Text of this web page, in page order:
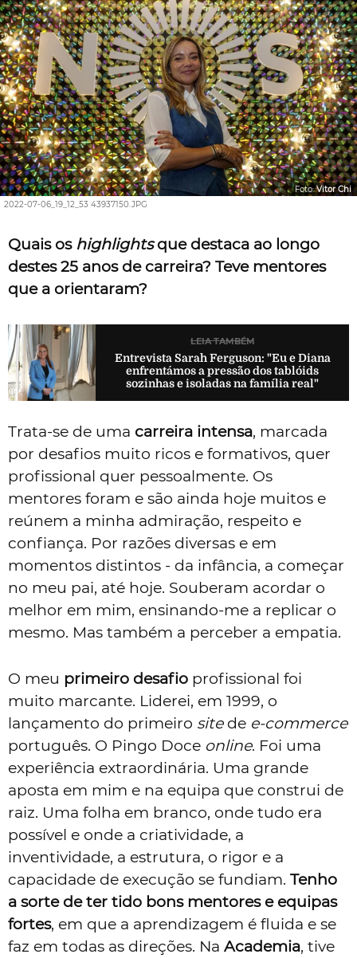
2022-07-06_19_12_53 43937150.JPG
Foto:Vitor Chi
Quais os highlightsque destaca ao longo
destes 25 anos de carreira? Teve mentores
que a orientaram?
LEIA TAMBÉM
Entrevista Sarah Ferguson: "Eu e Diana
enfrentámos a pressão dos tablóids
sozinhas e isoladas na família real"
Trata-se de uma carreira intensa, marcada
por desafios muito ricos e formativos, quer
profissional quer pessoalmente. Os
mentores foram e são ainda hoje muitos e
reúnem a minha admiração, respeito e
confiança. Por razões diversas e em
momentos distintos - da infância, a começar
no meu pai, até hoje. Souberam acordar o
melhor em mim, ensinando-me a replicar o
mesmo. Mas também a perceber a empatia.
O meu primeiro desafio profissional foi
muito marcante. Liderei, em 1999, o
lançamento do primeiro sitede e-commerce
português. O Pingo Doce online. Foi uma
experiência extraordinária. Uma grande
aposta em mim e na equipa que construi de
raiz. Uma folha em branco, onde tudo era
possível e onde a criatividade, a
inventividade, a estrutura, o rigor e a
capacidade de execução se fundiam. Tenho
a sorte de ter tido bons mentores e equipas
fortes, em que a aprendizagem é fluida e se
faz em todas as direções. Na Academia, tive